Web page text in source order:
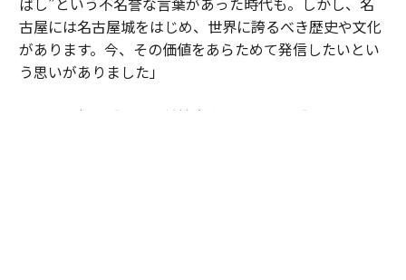
古屋には名古屋城をはじめ、世界に誇るべき歴史や文化
があります。今、その価値をあらためて発信したいとい
う思いがありました」
折しも今年は「アジア競技大会」、および「アジアパラ